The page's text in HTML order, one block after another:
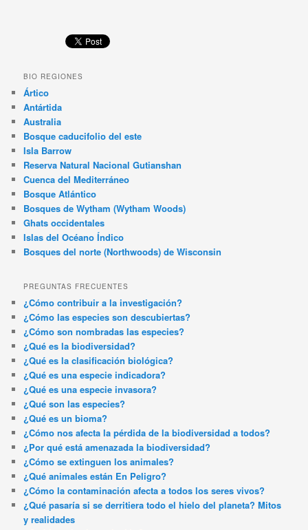
BIO REGIONES
Ártico
Antártida
Australia
Bosque caducifolio del este
Isla Barrow
Reserva Natural Nacional Gutianshan
Cuenca del Mediterráneo
Bosque Atlántico
Bosques de Wytham (Wytham Woods)
Ghats occidentales
Islas del Océano Índico
Bosques del norte (Northwoods) de Wisconsin
PREGUNTAS FRECUENTES
¿Cómo contribuir a la investigación?
¿Cómo las especies son descubiertas?
¿Cómo son nombradas las especies?
¿Qué es la biodiversidad?
¿Qué es la clasificación biológica?
¿Qué es una especie indicadora?
¿Qué es una especie invasora?
¿Qué son las especies?
¿Qué es un bioma?
¿Cómo nos afecta la pérdida de la biodiversidad a todos?
¿Por qué está amenazada la biodiversidad?
¿Cómo se extinguen los animales?
¿Qué animales están En Peligro?
¿Cómo la contaminación afecta a todos los seres vivos?
¿Qué pasaría si se derritiera todo el hielo del planeta? Mitos
y realidades